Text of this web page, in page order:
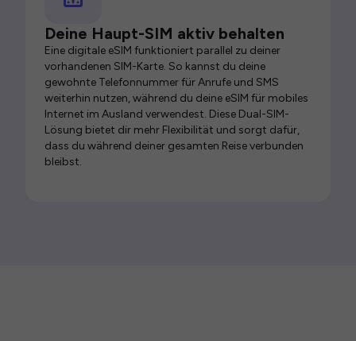
Deine Haupt-SIM aktiv behalten
Eine digitale eSIM funktioniert parallel zu deiner
vorhandenen SIM-Karte. So kannst du deine
gewohnte Telefonnummer für Anrufe und SMS
weiterhin nutzen, während du deine eSIM für mobiles
Internet im Ausland verwendest. Diese Dual-SIM-
Lösung bietet dir mehr Flexibilität und sorgt dafür,
dass du während deiner gesamten Reise verbunden
bleibst.